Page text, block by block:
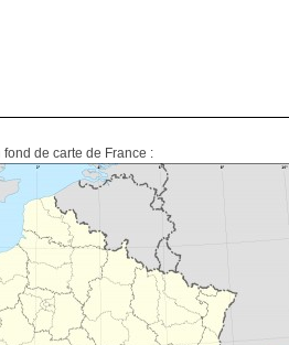
de carte de France :